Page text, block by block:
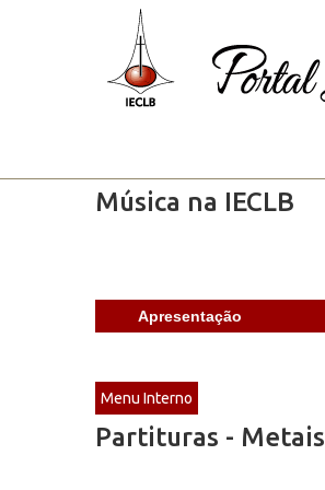
Música na IECLB
Apresentação
Menu Interno
Partituras - Metais